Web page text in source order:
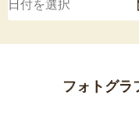
フォトグラ